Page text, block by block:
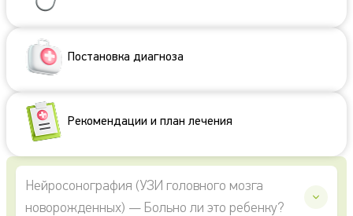
Постановка диагноза
Рекомендации и план лечения
Нейросонография (УЗИ головного мозга
новорожденных) — Больно ли это ребенку?